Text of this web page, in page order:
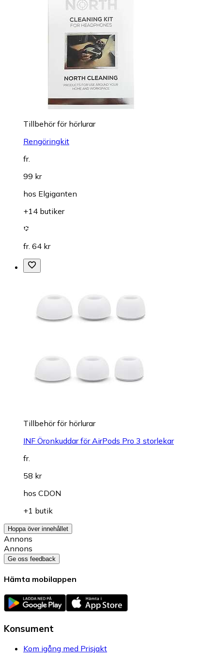
Tillbehör för hörlurar
Rengöringkit
fr.
99 kr
hos Elgiganten
+14 butiker
fr. 64 kr
Tillbehör för hörlurar
INF Öronkuddar för AirPods Pro 3 storlekar
fr.
58 kr
hos CDON
+1 butik
Hoppa över innehållet
Annons
Annons
Ge oss feedback
Hämta mobilappen
Konsument
Kom igång med Prisjakt